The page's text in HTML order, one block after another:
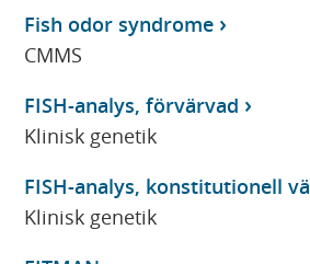
Fish odor syndrome
CMMS
FISH-analys, förvärvad
Klinisk genetik
FISH-analys, konstitutionell
Klinisk genetik